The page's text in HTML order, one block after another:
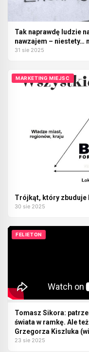
Tak naprawdę ludzie
nawzajem – niestety…
31 sie 2025
MARKETING MIEJSC
Trójkąt, który zbuduje
30 sie 2025
FELIETON
Tomasz Sikora:
świata w ramkę. Ale
Grzegorza Kiszluka
23 sie 2025